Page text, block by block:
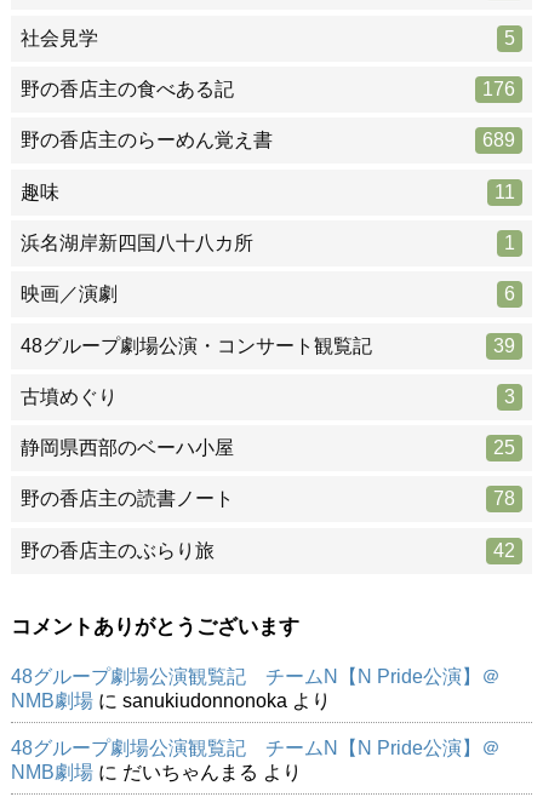
社会見学 5
野の香店主の食べある記 176
野の香店主のらーめん覚え書 689
趣味 11
浜名湖岸新四国八十八カ所 1
映画／演劇 6
48グループ劇場公演・コンサート観覧記 39
古墳めぐり 3
静岡県西部のベーハ小屋 25
野の香店主の読書ノート 78
野の香店主のぶらり旅 42
コメントありがとうございます
48グループ劇場公演観覧記 チームN【N Pride公演】＠
NMB劇場に sanukiudonnonoka より
48グループ劇場公演観覧記 チームN【N Pride公演】＠
NMB劇場に だいちゃんまる より